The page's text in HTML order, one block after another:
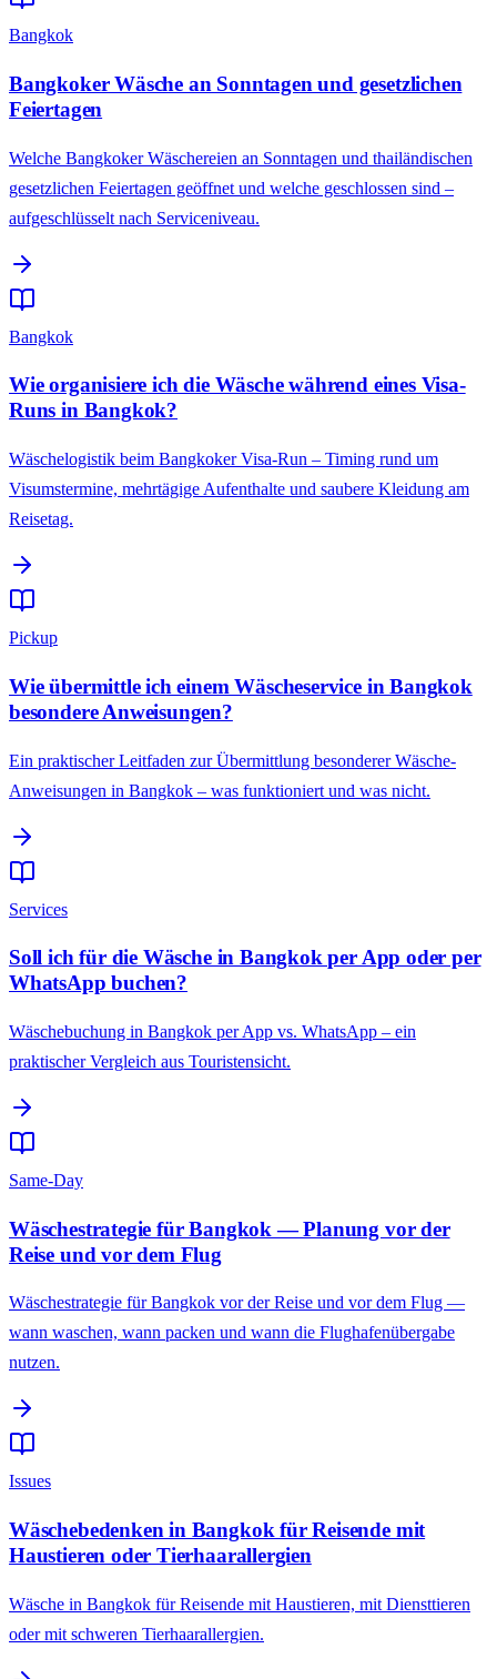
Bangkok
Bangkoker Wäsche an Sonntagen und gesetzlichen
Feiertagen
Welche Bangkoker Wäschereien an Sonntagen und thailändischen
gesetzlichen Feiertagen geöffnet und welche geschlossen sind –
aufgeschlüsselt nach Serviceniveau.
Bangkok
Wie organisiere ich die Wäsche während eines Visa-
Runs in Bangkok?
Wäschelogistik beim Bangkoker Visa-Run – Timing rund um
Visumstermine, mehrtägige Aufenthalte und saubere Kleidung am
Reisetag.
Pickup
Wie übermittle ich einem Wäscheservice in Bangkok
besondere Anweisungen?
Ein praktischer Leitfaden zur Übermittlung besonderer Wäsche-
Anweisungen in Bangkok – was funktioniert und was nicht.
Services
Soll ich für die Wäsche in Bangkok per App oder per
WhatsApp buchen?
Wäschebuchung in Bangkok per App vs. WhatsApp – ein
praktischer Vergleich aus Touristensicht.
Same-Day
Wäschestrategie für Bangkok — Planung vor der
Reise und vor dem Flug
Wäschestrategie für Bangkok vor der Reise und vor dem Flug —
wann waschen, wann packen und wann die Flughafenübergabe
nutzen.
Issues
Wäschebedenken in Bangkok für Reisende mit
Haustieren oder Tierhaarallergien
Wäsche in Bangkok für Reisende mit Haustieren, mit Diensttieren
oder mit schweren Tierhaarallergien.